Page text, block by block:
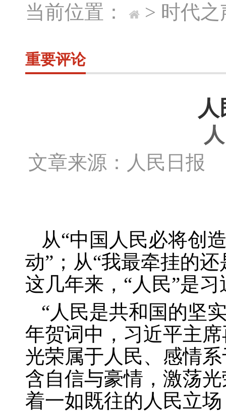
当前位置： > 时代之
重要评论
文章来源：人民日
从“中国人民必将创
动”；从“我最牵挂的
这几年来，“人民”是
“人民是共和国的坚
年贺词中，习近平主
光荣属于人民、感情
含自信与豪情，激荡
着一如既往的人民立